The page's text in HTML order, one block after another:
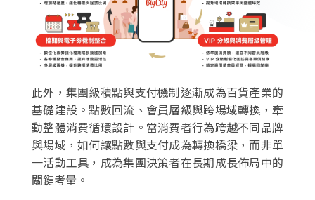
此外，集團級積點與支付機制逐漸成為百貨產業的
基礎建設。點數回流、會員層級與跨場域轉換，牽
動整體消費循環設計。當消費者行為跨越不同品牌
與場域，如何讓點數與支付成為轉換橋梁，而非單
一活動工具，成為集團決策者在長期成長佈局中的
關鍵考量。